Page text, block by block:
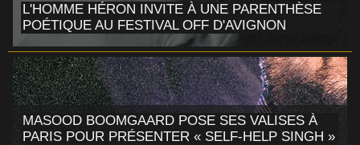
L'HOMME HÉRON INVITE À UNE PARENTHÈSE
POÉTIQUE AU FESTIVAL OFF D'AVIGNON
MASOOD BOOMGAARD POSE SES VALISES À
PARIS POUR PRÉSENTER « SELF-HELP SINGH »